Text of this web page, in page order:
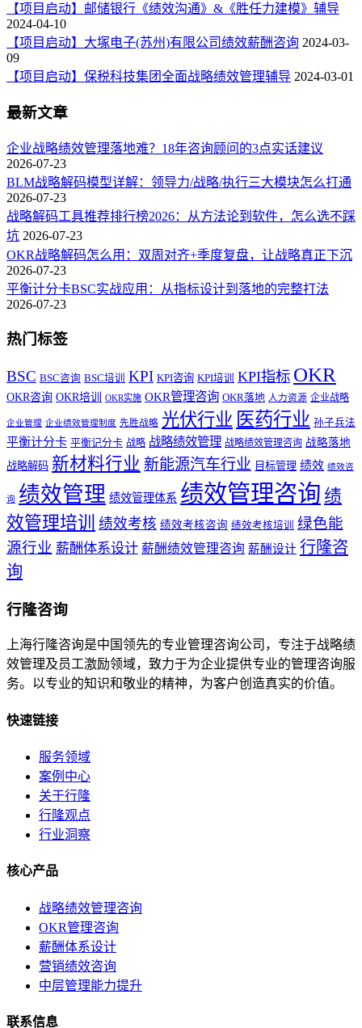
【项目启动】邮储银行《绩效沟通》&《胜任力建模》辅导
2024-04-10
【项目启动】大塚电子(苏州)有限公司绩效薪酬咨询 2024-03-
09
【项目启动】保税科技集团全面战略绩效管理辅导 2024-03-01
最新文章
企业战略绩效管理落地难？18年咨询顾问的3点实话建议
2026-07-23
BLM战略解码模型详解：领导力/战略/执行三大模块怎么打通
2026-07-23
战略解码工具推荐排行榜2026：从方法论到软件，怎么选不踩
坑 2026-07-23
OKR战略解码怎么用：双周对齐+季度复盘，让战略真正下沉
2026-07-23
平衡计分卡BSC实战应用：从指标设计到落地的完整打法
2026-07-23
热门标签
BSC BSC咨询 BSC培训 KPI KPI咨询 KPI培训 KPI指标 OKR
OKR咨询 OKR培训 OKR实施 OKR管理咨询 OKR落地 人力资源 企业战略
企业管理 企业绩效管理制度 先胜战略 光伏行业 医药行业 孙子兵法
平衡计分卡 平衡记分卡 战略 战略绩效管理 战略绩效管理咨询 战略落地
战略解码 新材料行业 新能源汽车行业 目标管理 绩效 绩效咨
询 绩效管理 绩效管理体系 绩效管理咨询 绩
效管理培训 绩效考核 绩效考核咨询 绩效考核培训
绿色能
源行业 薪酬体系设计 薪酬绩效管理咨询 薪酬设计 行隆咨
询
行隆咨询
上海行隆咨询是中国领先的专业管理咨询公司，专注于战略绩
效管理及员工激励领域，致力于为企业提供专业的管理咨询服
务。以专业的知识和敬业的精神，为客户创造真实的价值。
快速链接
服务领域
案例中心
关于行隆
行隆观点
行业洞察
核心产品
战略绩效管理咨询
OKR管理咨询
薪酬体系设计
营销绩效咨询
中层管理能力提升
联系信息